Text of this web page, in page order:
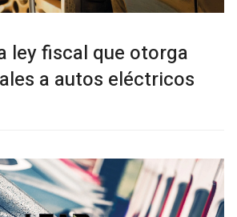
ley fiscal que otorga
a autos eléctricos